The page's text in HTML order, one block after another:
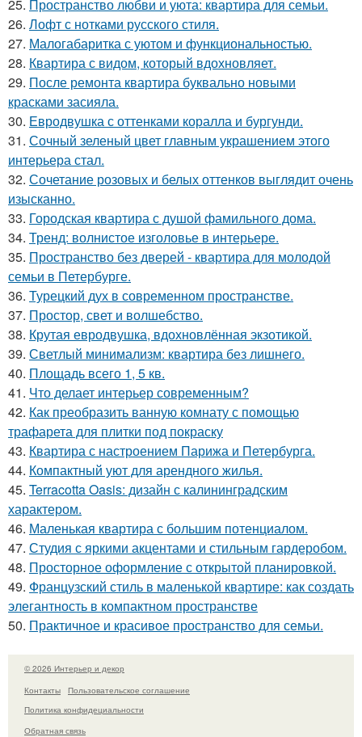
25. Пространство любви и уюта: квартира для семьи.
26. Лофт с нотками русского стиля.
27. Малогабаритка с уютом и функциональностью.
28. Квартира с видом, который вдохновляет.
29. После ремонта квартира буквально новыми
красками засияла.
30. Евродвушка с оттенками коралла и бургунди.
31. Сочный зеленый цвет главным украшением этого
интерьера стал.
32. Сочетание розовых и белых оттенков выглядит очень
изысканно.
33. Городская квартира с душой фамильного дома.
34. Тренд: волнистое изголовье в интерьере.
35. Пространство без дверей - квартира для молодой
семьи в Петербурге.
36. Турецкий дух в современном пространстве.
37. Простор, свет и волшебство.
38. Крутая евродвушка, вдохновлённая экзотикой.
39. Светлый минимализм: квартира без лишнего.
40. Площадь всего 1, 5 кв.
41. Что делает интерьер современным?
42. Как преобразить ванную комнату с помощью
трафарета для плитки под покраску
43. Квартира с настроением Парижа и Петербурга.
44. Компактный уют для арендного жилья.
45. Terracotta Oasis: дизайн с калининградским
характером.
46. Маленькая квартира с большим потенциалом.
47. Студия с яркими акцентами и стильным гардеробом.
48. Просторное оформление с открытой планировкой.
49. Французский стиль в маленькой квартире: как создать
элегантность в компактном пространстве
50. Практичное и красивое пространство для семьи.
© 2026 Интерьер и декор
Контакты
Пользовательское соглашение
Политика конфидециальности
Обратная связь